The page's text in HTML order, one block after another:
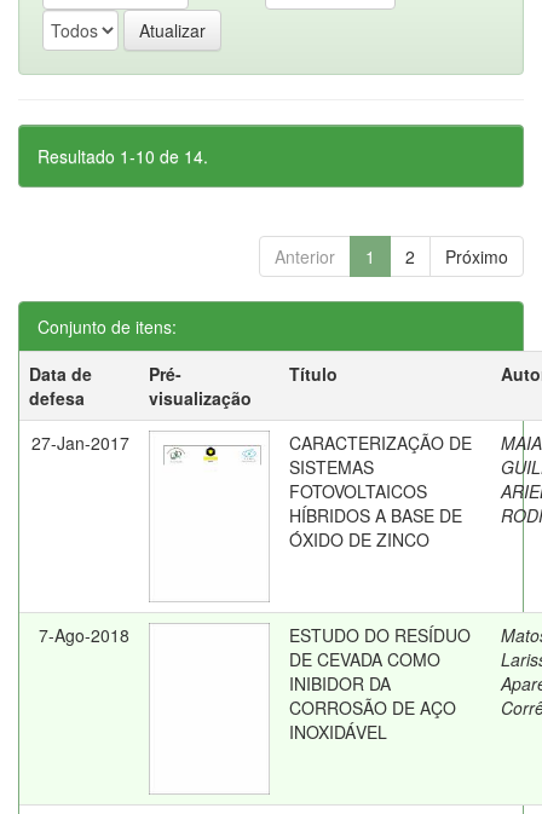
Resultado 1-10 de 14.
Anterior 1 2 Próximo
Conjunto de itens:
Data de
defesa
Pré-
visualização
Título
27-Jan-2017
CARACTERIZAÇÃO DE
SISTEMAS
FOTOVOLTAICOS
HÍBRIDOS A BASE DE
ÓXIDO DE ZINCO
7-Ago-2018
ESTUDO DO RESÍDUO
DE CEVADA COMO
INIBIDOR DA
CORROSÃO DE AÇO
INOXIDÁVEL